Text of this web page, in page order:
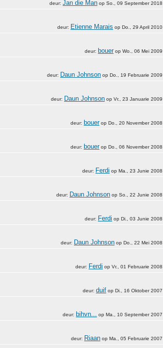
deur: Jan die Man op So., 09 September 2018
deur: Etienne Marais op Do., 29 April 2010
deur: bouerop Wo., 06 Mei 2009
deur: Daun Johnson op Do., 19 Februarie 2009
deur: Daun Johnson op Vr., 23 Januarie 2009
deur: bouerop Do., 20 November 2008
deur: bouerop Do., 06 November 2008
deur: Ferdi op Ma., 23 Junie 2008
deur: Daun Johnson op So., 22 Junie 2008
deur: Ferdi op Di., 03 Junie 2008
deur: Daun Johnson op Do., 22 Mei 2008
deur: Ferdi op Vr., 01 Februarie 2008
deur: duif op Di., 16 Oktober 2007
deur: bihvn... op Ma., 10 September 2007
deur: Riaan op Ma., 05 Februarie 2007